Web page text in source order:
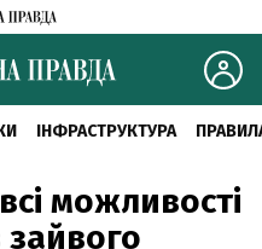
ІНФРАСТРУКТУРА
можливості
зайвого